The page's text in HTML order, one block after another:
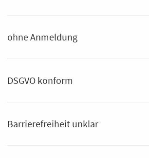
ohne Anmeldung
DSGVO konform
Barrierefreiheit unklar